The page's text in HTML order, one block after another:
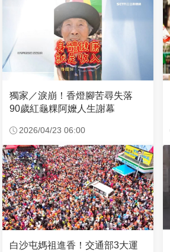
獨家／淚崩！香燈腳苦尋失落
90歲紅龜粿阿嬤人生謝幕
2026/04/23 06:00
白沙屯媽祖進香！交通部3大運